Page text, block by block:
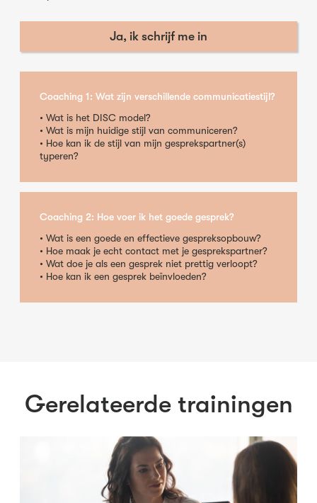
Ja, ik schrijf me in
Coaching 1: Wat zijn verschillende communicatiestijl?
• Wat is het DISC model?
• Wat is mijn huidige stijl van communiceren?
• Hoe kan ik de stijl van mijn gesprekspartner(s)
typeren?
Coaching 2: Hoe voer ik het goede gesprek?
• Wat is een goede en effectieve gespreksopbouw?
• Hoe maak je echt contact met je gesprekspartner?
• Wat doe je als een gesprek niet prettig verloopt?
• Hoe kan ik een gesprek beïnvloeden?
Gerelateerde trainingen